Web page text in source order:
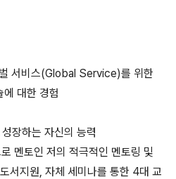
서비스(Global Service)를 위한
대한 경험
장하는 자신의 능력
멘토인 저의 적극적인 멘토링 및
서지원, 자체 세미나를 통한 4대 교